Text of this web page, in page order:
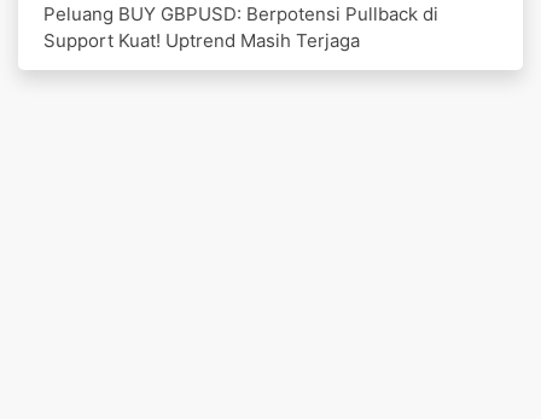
Peluang BUY GBPUSD: Berpotensi Pullback di
Support Kuat! Uptrend Masih Terjaga